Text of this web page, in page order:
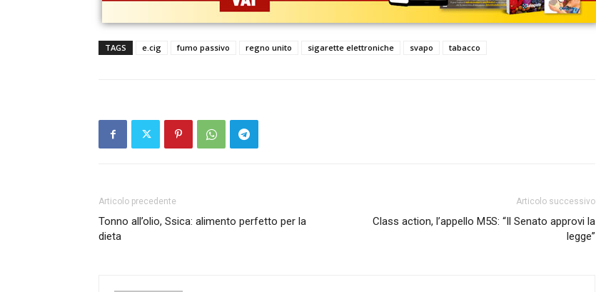
TAGS e.cig fumo passivo regno unito sigarette elettroniche svapo tabacco
Articolo precedente
Tonno all’olio, Ssica: alimento perfetto per la
dieta
Articolo successivo
Class action, l’appello M5S: “Il Senato approvi la
legge”